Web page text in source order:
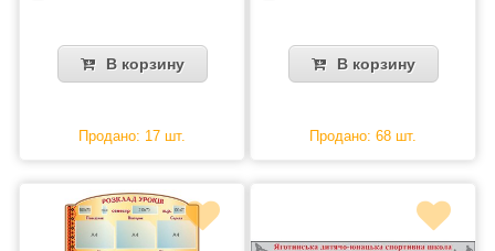
В корзину
Продано: 17 шт.
В корзину
Продано: 68 шт.